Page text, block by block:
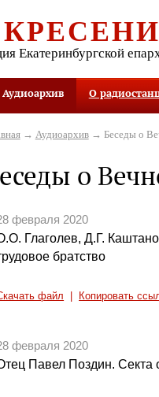
Екатеринбургской
Аудиоархив О
→ Аудиоархив→ Беседы о
о
февраля 2020
Глаголев, Д.Г.
братство
файл Копировать
февраля 2020
Павел Поздин. Секта